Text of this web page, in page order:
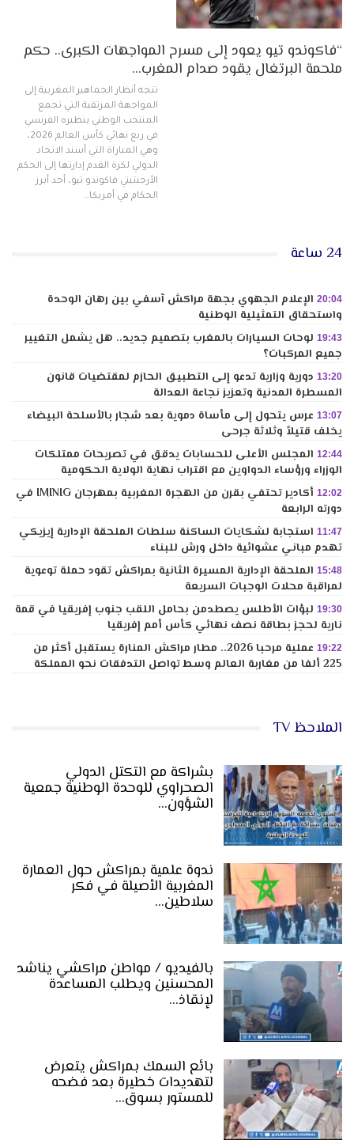
“فاكوندو تيو يعود إلى مسرح المواجهات الكبرى.. حكم
ملحمة البرتغال يقود صدام المغرب…
تتجه أنظار الجماهير المغربية إلى
المواجهة المرتقبة التي تجمع
المنتخب الوطني بنظيره الفرنسي
في ربع نهائي كأس العالم 2026،
وهي المباراة التي أسند الاتحاد
الدولي لكرة القدم إدارتها إلى الحكم
الأرجنتيني فاكوندو تيو، أحد أبرز
الحكام في أمريكا…
24 ساعة
20:04 الإعلام الجهوي بجهة مراكش آسفي بين رهان الوحدة
واستحقاق التمثيلية الوطنية
19:43 لوحات السيارات بالمغرب بتصميم جديد.. هل يشمل التغيير
جميع المركبات؟
13:20 دورية وزارية تدعو إلى التطبيق الحازم لمقتضيات قانون
المسطرة المدنية وتعزيز نجاعة العدالة
13:07 عرس يتحول إلى مأساة دموية بعد شجار بالأسلحة البيضاء
يخلف قتيلاً وثلاثة جرحى
12:44 المجلس الأعلى للحسابات يدقق في تصريحات ممتلكات
الوزراء ورؤساء الدواوين مع اقتراب نهاية الولاية الحكومية
12:02
أكادير تحتفي بقرن من الهجرة المغربية بمهرجان IMINIG في
دورته الرابعة
11:47 استجابة لشكايات الساكنة سلطات الملحقة الإدارية إيزيكي
تهدم مباني عشوائية داخل ورش للبناء
15:48 الملحقة الإدارية المسيرة الثانية بمراكش تقود حملة توعوية
لمراقبة محلات الوجبات السريعة
19:30 لبؤات الأطلس يصطدمن بحامل اللقب جنوب إفريقيا في قمة
نارية لحجز بطاقة نصف نهائي كأس أمم إفريقيا
19:22
عملية مرحبا 2026.. مطار مراكش المنارة يستقبل أكثر من
225 ألفا من مغاربة العالم وسط تواصل التدفقات نحو المملكة
الملاحظ TV
بشراكة مع التكتل الدولي
الصحراوي للوحدة الوطنية جمعية
الشؤون…
ندوة علمية بمراكش حول العمارة
المغربية الأصيلة في فكر
سلاطين…
بالفيديو / مواطن مراكشي يناشد
المحسنين ويطلب المساعدة
لإنقاذ…
بائع السمك بمراكش يتعرض
لتهديدات خطيرة بعد فضحه
للمستور بسوق…